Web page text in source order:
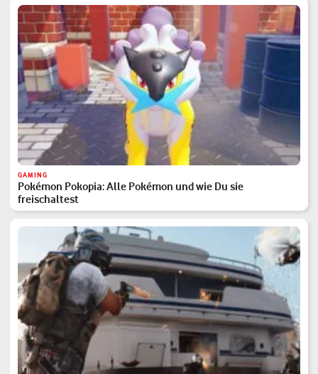
GAMING
Pokémon Pokopia: Alle Pokémon und wie Du sie
freischaltest